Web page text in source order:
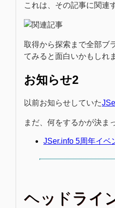
これは、その記事に関連
取得から探索まで全部ブ
てみると面白いかもしれ
お知らせ2
以前お知らせしていた
まだ、何をするかが決ま
JSer.info 5周年イベ
ヘッドライ